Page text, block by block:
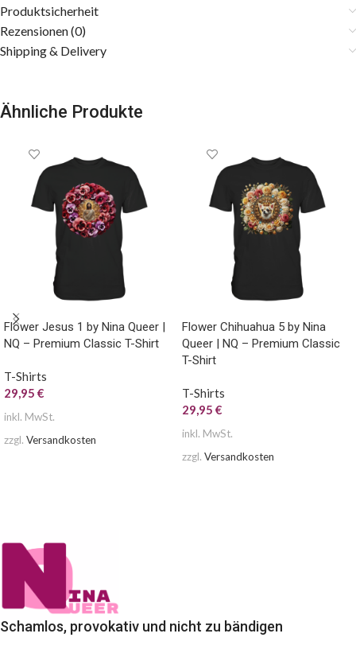
Produktsicherheit
Rezensionen (0)
Shipping & Delivery
Ähnliche Produkte
Flower Jesus 1 by Nina Queer |
NQ – Premium Classic T-Shirt
T-Shirts
29,95 €
inkl. MwSt.
zzgl. Versandkosten
Flower Chihuahua 5 by Nina
Queer | NQ – Premium Classic
T-Shirt
T-Shirts
29,95 €
inkl. MwSt.
zzgl. Versandkosten
Schamlos, provokativ und nicht zu bändigen